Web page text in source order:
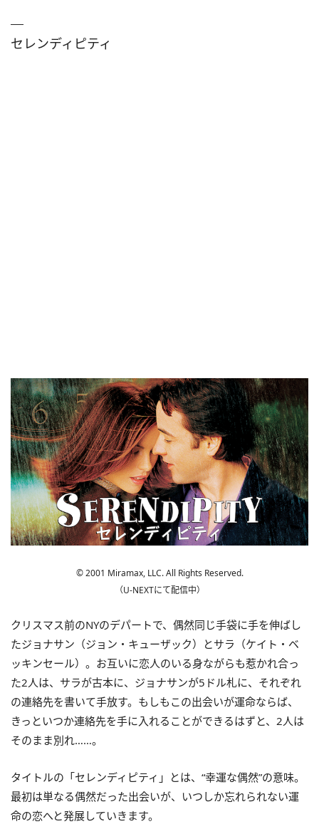
セレンディピティ
© 2001 Miramax, LLC. All Rights Reserved.
（U-NEXTにて配信中）
クリスマス前のNYのデパートで、偶然同じ手袋に手を伸ばし
たジョナサン（ジョン・キューザック）とサラ（ケイト・ベ
ッキンセール）。お互いに恋人のいる身ながらも惹かれ合っ
た2人は、サラが古本に、ジョナサンが5ドル札に、それぞれ
の連絡先を書いて手放す。もしもこの出会いが運命ならば、
きっといつか連絡先を手に入れることができるはずと、2人は
そのまま別れ……。
タイトルの「セレンディピティ」とは、“幸運な偶然”の意味。
最初は単なる偶然だった出会いが、いつしか忘れられない運
命の恋へと発展していきます。